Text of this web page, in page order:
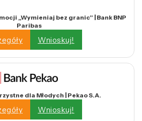
„Wymieniaj bez granic” | Bank BNP
Paribas
Wnioskuj!
dla Młodych | Pekao S.A.
Wnioskuj!